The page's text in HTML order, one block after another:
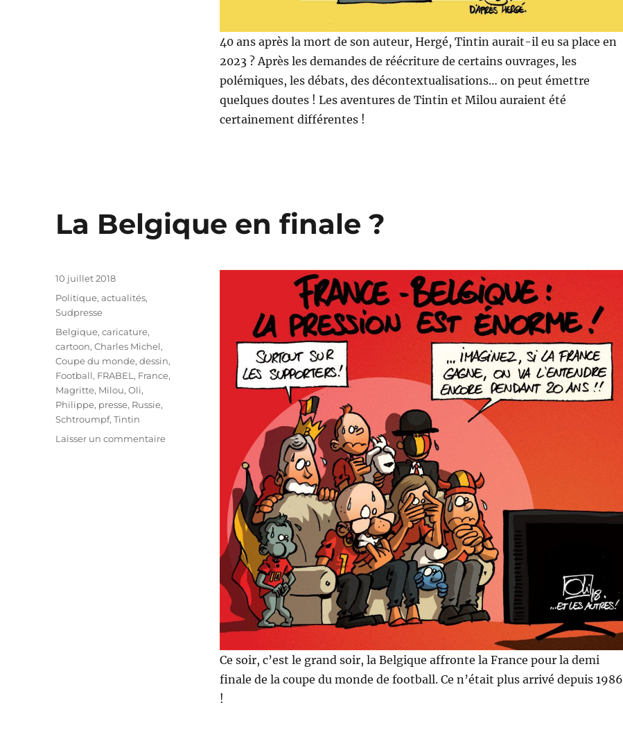
40 ans après la mort de son auteur, Hergé, Tintin aurait-il eu sa place en
2023 ? Après les demandes de réécriture de certains ouvrages, les
polémiques, les débats, des décontextualisations… on peut émettre
quelques doutes ! Les aventures de Tintin et Milou auraient été
certainement différentes !
La Belgique en finale ?
Ce soir, c’est le grand soir, la Belgique affronte la France pour la demi
finale de la coupe du monde de football. Ce n’était plus arrivé depuis 1986
!
Publié
le
10 juillet 2018
Catégories
Politique, actualités,
Sudpresse
Étiquettes
Belgique,caricature,
cartoon,Charles Michel,
Coupe du monde,dessin,
Football, FRABEL, France,
Magritte, Milou,Oli,
Philippe, presse, Russie,
Schtroumpf,Tintin
Laisser un commentairesur